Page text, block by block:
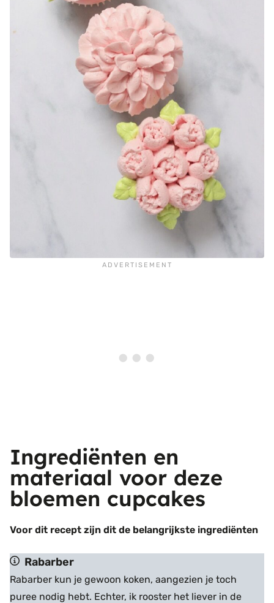
Ingrediënten en
materiaal voor deze
bloemen cupcakes
Voor dit recept zijn dit de belangrijkste ingrediënten
Rabarber
Rabarber kun je gewoon koken, aangezien je toch
puree nodig hebt. Echter, ik rooster het liever in de